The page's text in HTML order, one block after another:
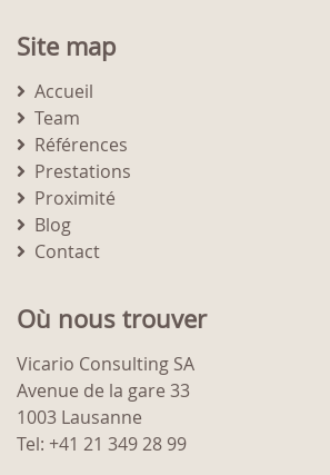
Site map
Accueil
Team
Références
Prestations
Proximité
Blog
Contact
Où nous trouver
Vicario Consulting SA
Avenue de la gare 33
1003 Lausanne
Tel: +41 21 349 28 99